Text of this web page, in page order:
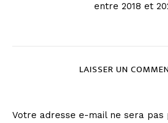
entre 2018 et
LAISSER UN
Votre adresse e-mail ne sera pas